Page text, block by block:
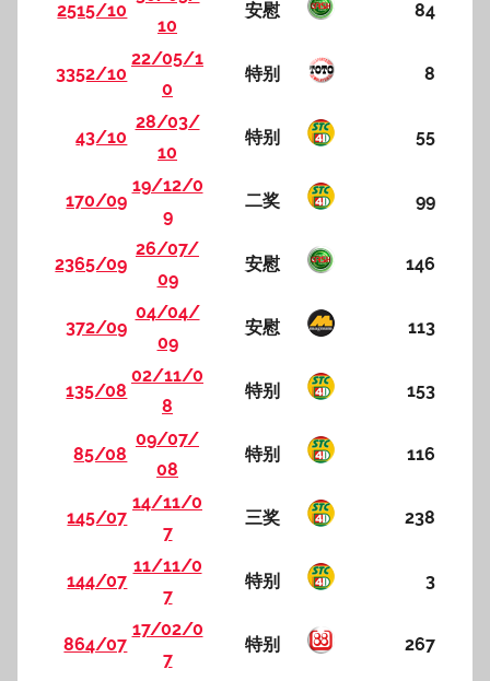
2515/10
10
安慰 84
3352/10
22/05/1
0
特别 8
43/10
28/03/
10
特别 55
170/09
19/12/0
9
二奖 99
2365/09
26/07/
09
安慰 146
372/09
04/04/
09
安慰 113
135/08
02/11/0
8
特别 153
85/08
09/07/
08
特别 116
145/07
14/11/0
7
三奖 238
144/07
11/11/0
7
特别 3
864/07
17/02/0
7
特别 267